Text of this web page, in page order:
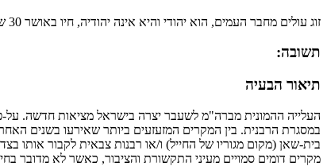
זוג עולים מחבר העמים, הוא יהודי והיא אינה יהודיה, חיו באושר 30 שנה ורצו להיקבר זה לצד זו. הבעל נפטר לפני כשנתיים. וכעת נפטרה גם האישה. האם ייתכן שתיקבר ליד בעלה בבית הקברות היהודי בישראל?
תשובה:
תיאור הבעיה
העלייה ההמונית מברה"מ לשעבר יצרה בישראל מציאות חדשה.
בית-שאן (מקום מגוריו של החייל) ו/או רבנות צבאית לקבור
מקרים דומים סמויים מעיני התקשורת והציבור, כאשר לא מדובר